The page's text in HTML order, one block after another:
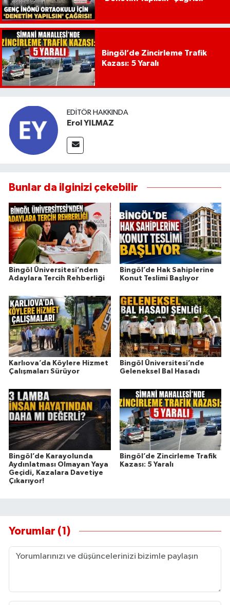
Bingöl’de Zincirleme Trafik
Kazası: 5 Yaralı
EDITÖR HAKKINDA
Erol YILMAZ
Bunlar da ilginizi çekebilir
Bingöl Üniversitesi’nden
Adaylara Tercih Rehberliği
Bingöl’de Hak Sahiplerine
Konut Teslimi Başlıyor
Karlıova’da Köylere Hizmet
Çalışmaları Sürüyor
Bingöl Üniversitesi’nde
Geleneksel Bal Hasadı
Bingöl’de Karayolunda
Aydınlatması Olmayan Yaya
Geçidi, Kazalara Davetiye
Çıkarıyor!
Bingöl’de Zincirleme Trafik
Kazası: 5 Yaralı
Yorumlar (1)